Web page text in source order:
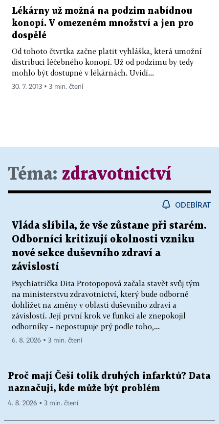
Lékárny už možná na podzim nabídnou
konopí. V omezeném množství a jen pro
dospělé
Od tohoto čtvrtka začne platit vyhláška, která umožní
distribuci léčebného konopí. Už od podzimu by tedy
mohlo být dostupné v lékárnách. Uvidí...
30. 7. 2013 ▪ 3 min. čtení
Téma: zdravotnictví
ODEBÍRAT
Vláda slíbila, že vše zůstane při starém.
Odborníci kritizují okolnosti vzniku
nové sekce duševního zdraví a
závislostí
Psychiatrička Dita Protopopová začala stavět svůj tým
na ministerstvu zdravotnictví, který bude odborně
dohlížet na změny v oblasti duševního zdraví a
závislostí. Její první krok ve funkci ale znepokojil
odborníky – nepostupuje prý podle toho,...
6. 8. 2026 ▪ 3 min. čtení
Proč mají Češi tolik druhých infarktů? Data
naznačují, kde může být problém
4. 8. 2026 ▪ 3 min. čtení